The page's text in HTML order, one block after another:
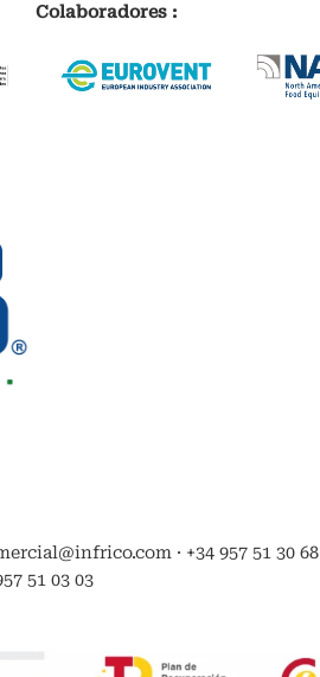
Colaboradores :
· +34 957 51 30 68
51 03 03